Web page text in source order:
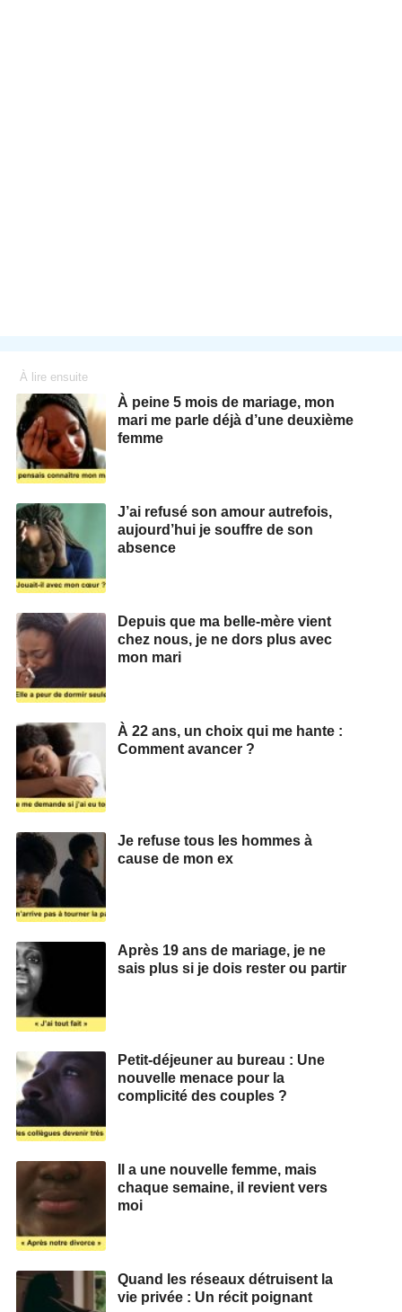
À lire ensuite
À peine 5 mois de mariage, mon
mari me parle déjà d’une deuxième
femme
J’ai refusé son amour autrefois,
aujourd’hui je souffre de son
absence
Depuis que ma belle-mère vient
chez nous, je ne dors plus avec
mon mari
À 22 ans, un choix qui me hante :
Comment avancer ?
Je refuse tous les hommes à
cause de mon ex
Après 19 ans de mariage, je ne
sais plus si je dois rester ou partir
Petit-déjeuner au bureau : Une
nouvelle menace pour la
complicité des couples ?
Il a une nouvelle femme, mais
chaque semaine, il revient vers
moi
Quand les réseaux détruisent la
vie privée : Un récit poignant